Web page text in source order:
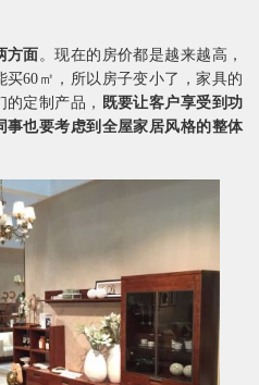
方面 。现在的房价都是越来越高，
买60㎡，所以房子变小了，家具的
定制产品， 既要让客户享受到功
也要考虑到全屋家居风格的整体